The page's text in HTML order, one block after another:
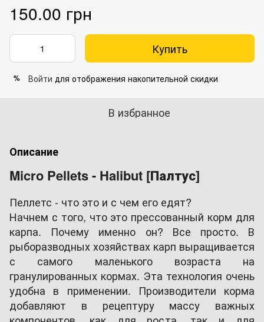
150.00 грн
Купить
% Войти для отображения накопительной скидки
В избранное
Описание
Micro Pellets - Halibut [Палтус]
Пеллетс - что это и с чем его едят?
Начнем с того, что это прессованный корм для
карпа. Почему именно он? Все просто. В
рыборазводных хозяйствах карп выращивается
с самого маленького возраста на
гранулированных кормах. Эта технология очень
удобна в применении. Производители корма
добавляют в рецептуру массу важных